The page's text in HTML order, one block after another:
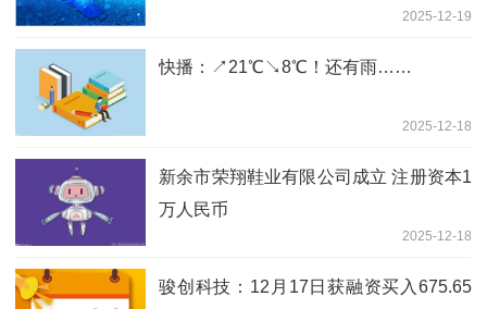
2025-12-19
快播：↗21℃↘8℃！还有雨……
2025-12-18
新余市荣翔鞋业有限公司成立 注册资本1
万人民币
2025-12-18
骏创科技：12月17日获融资买入675.65